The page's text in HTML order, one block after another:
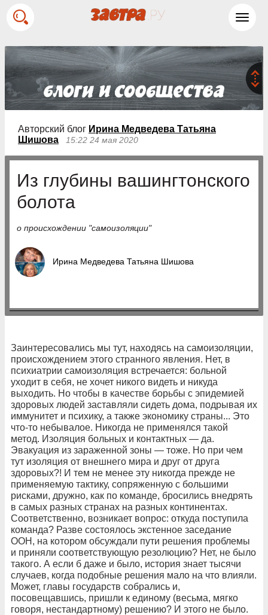
Авторский блог Ирина Медведева Татьяна
Шишова
15:22 24 мая 2020
Из глубины вашингтонского
болота
о происхождении "самоизоляции"
Ирина Медведева Татьяна Шишова
Заинтересовались мы тут, находясь на самоизоляции,
происхождением этого странного явления. Нет, в
психиатрии самоизоляция встречается: больной
уходит в себя, не хочет никого видеть и никуда
выходить. Но чтобы в качестве борьбы с эпидемией
здоровых людей заставляли сидеть дома, подрывая их
иммунитет и психику, а также экономику страны... Это
что-то небывалое. Никогда не применялся такой
метод. Изоляция больных и контактных — да.
Эвакуация из зараженной зоны — тоже. Но при чем
тут изоляция от внешнего мира и друг от друга
здоровых?! И тем не менее эту никогда прежде не
применяемую тактику, сопряженную с большими
рисками, дружно, как по команде, бросились внедрять
в самых разных странах на разных континентах.
Соответственно, возникает вопрос: откуда поступила
команда? Разве состоялось экстенное заседание
ООН, на котором обсуждали пути решения проблемы
и приняли соответствующую резолюцию? Нет, не было
такого. А если б даже и было, история знает тысячи
случаев, когда подобные решения мало на что влияли.
Может, главы государств собрались и,
посовещавшись, пришли к единому (весьма, мягко
говоря, нестандартному) решению? И этого не было.